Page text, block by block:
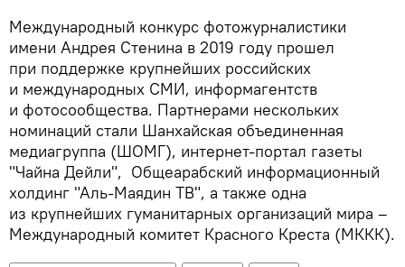
Международный конкурс фотожурналистики
имени Андрея Стенина в 2019 году прошел
при поддержке крупнейших российских
и международных СМИ, информагентств
и фотосообщества. Партнерами нескольких
номинаций стали Шанхайская объединенная
медиагруппа (ШОМГ), интернет-портал газеты
"Чайна Дейли", Общеарабский информационный
холдинг "Аль-Маядин ТВ", а также одна
из крупнейших гуманитарных организаций мира –
Международный комитет Красного Креста (МККК).